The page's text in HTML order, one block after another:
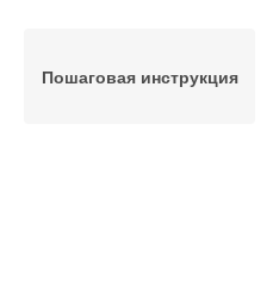
Пошаговая инструкция